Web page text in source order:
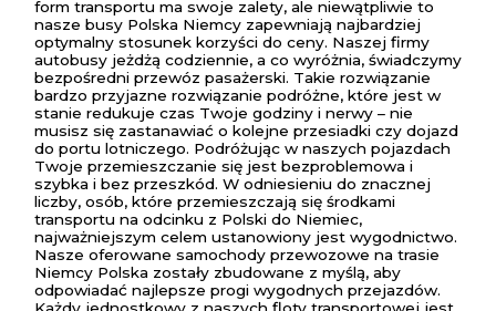
form transportu ma swoje zalety, ale niewątpliwie to
nasze busy Polska Niemcy zapewniają najbardziej
optymalny stosunek korzyści do ceny. Naszej firmy
autobusy jeżdżą codziennie, a co wyróżnia, świadczymy
bezpośredni przewóz pasażerski. Takie rozwiązanie
bardzo przyjazne rozwiązanie podróżne, które jest w
stanie redukuje czas Twoje godziny i nerwy – nie
musisz się zastanawiać o kolejne przesiadki czy dojazd
do portu lotniczego. Podróżując w naszych pojazdach
Twoje przemieszczanie się jest bezproblemowa i
szybka i bez przeszkód. W odniesieniu do znacznej
liczby, osób, które przemieszczają się środkami
transportu na odcinku z Polski do Niemiec,
najważniejszym celem ustanowiony jest wygodnictwo.
Nasze oferowane samochody przewozowe na trasie
Niemcy Polska zostały zbudowane z myślą, aby
odpowiadać najlepsze progi wygodnych przejazdów.
Każdy jednostkowy z naszych floty transportowej jest